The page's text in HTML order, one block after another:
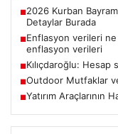
■2026 Kurban
Detaylar Burada
■Enflasyon verileri ne
enflasyon verileri
■Kılıçdaroğlu:
■Outdoor Mutfaklar
■Yatırım Araçlarının